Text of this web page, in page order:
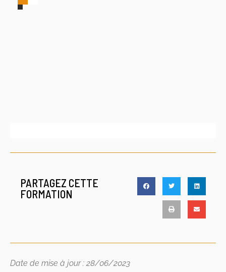
PARTAGEZ CETTE
FORMATION
Date de mise à jour : 28/06/2023